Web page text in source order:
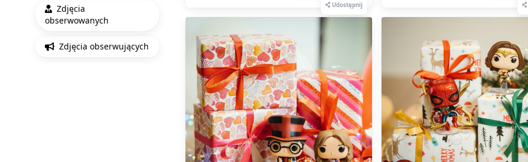
Zdjęcia
obserwowanych
Zdjęcia obserwujących
Udostępnij